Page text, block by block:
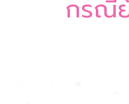
กรณี